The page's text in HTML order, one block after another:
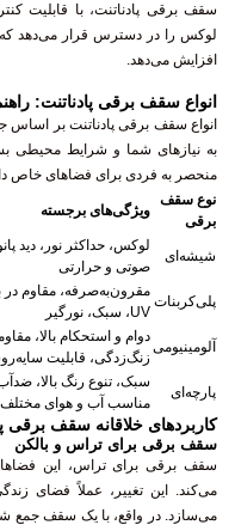
سقف برقی پادناتنت، با قابلیت
لوکس را در دسترس قرار می‌دهد
افزایش می‌دهد.
انواع سقف برقی پادناتنت:
انواع سقف برقی پادناتنت بر
به نیازهای شما و شرایط محیطی
منحصر به فردی برای فضاهای خاص
نوع سقف
برقی
ویژگی‌های برجسته
شیشه‌ای
لوکس، حداکثر نور، دید
صوتی و حرارتی
پلی‌کربنات
مقرون‌به‌صرفه، مقاوم در
UV، سبک، نورگیر
آلومینیومی
دوام و استحکام بالا،
زنگ‌زدگی، قابلیت
پارچه‌ای
مناسب آب و هوای مختلف
کاربردهای خلاقانه سقف برقی
سقف برقی برای تراس و بالکن
سقف برقی برای تراس، این فضاها
می‌کند. این تغییر، عملاً فضای
می‌سازد. در واقع، با یک سقف جمع